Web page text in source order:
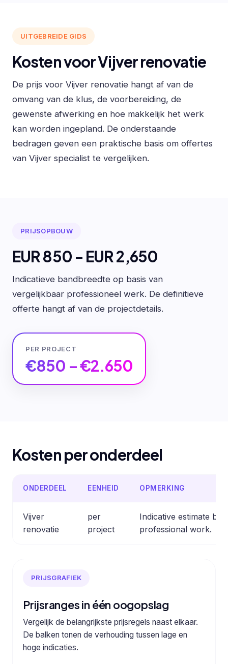
UITGEBREIDE GIDS
Kosten voor Vijver renovatie
De prijs voor Vijver renovatie hangt af van de
omvang van de klus, de voorbereiding, de
gewenste afwerking en hoe makkelijk het werk
kan worden ingepland. De onderstaande
bedragen geven een praktische basis om offertes
van Vijver specialist te vergelijken.
PRIJSOPBOUW
EUR 850 - EUR 2,650
Indicatieve bandbreedte op basis van
vergelijkbaar professioneel werk. De definitieve
offerte hangt af van de projectdetails.
PER PROJECT
€850 – €2.650
Kosten per onderdeel
ONDERDEEL EENHEID OPMERKING
Vijver
renovatie
per
project
Indicative estimate
professional work.
PRIJSGRAFIEK
Prijsranges in één oogopslag
Vergelijk de belangrijkste prijsregels naast elkaar.
De balken tonen de verhouding tussen lage en
hoge indicaties.